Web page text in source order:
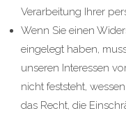
Verarbeitung Ihrer
Wenn Sie einen
eingelegt haben,
unseren Interessen
nicht feststeht,
das Recht, die